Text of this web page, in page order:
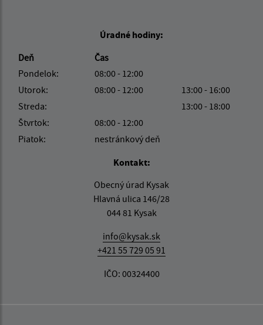
Úradné hodiny:
Deň
Čas
Pondelok:
08:00 - 12:00
Utorok:
08:00 - 12:00
13:00 - 16:00
Streda:
13:00 - 18:00
Štvrtok:
08:00 - 12:00
Piatok:
nestránkový deň
Kontakt:
Obecný úrad Kysak
Hlavná ulica 146/28
044 81 Kysak
info@kysak.sk
+421 55 729 05 91
IČO: 00324400